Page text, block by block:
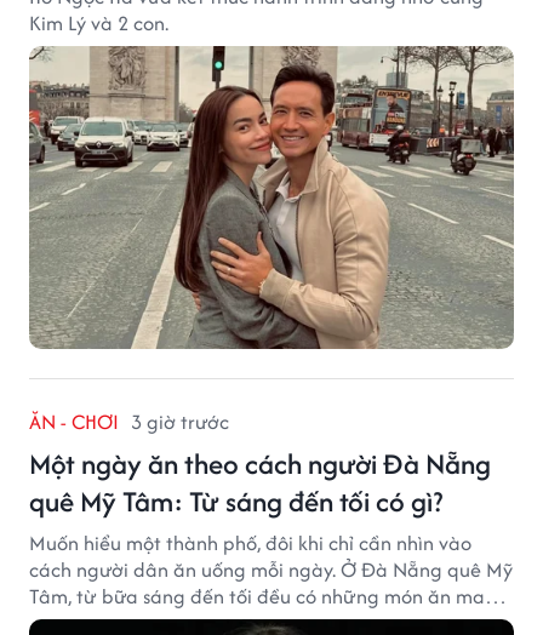
Kim Lý và 2 con.
ĂN - CHƠI 3 giờ trước
Một ngày ăn theo cách người Đà Nẵng
quê Mỹ Tâm: Từ sáng đến tối có gì?
Muốn hiểu một thành phố, đôi khi chỉ cần nhìn vào
cách người dân ăn uống mỗi ngày. Ở Đà Nẵng quê Mỹ
Tâm, từ bữa sáng đến tối đều có những món ăn mang
đậm dấu ấn miền Trung.